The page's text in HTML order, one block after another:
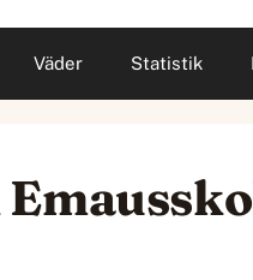
Väder Statistik